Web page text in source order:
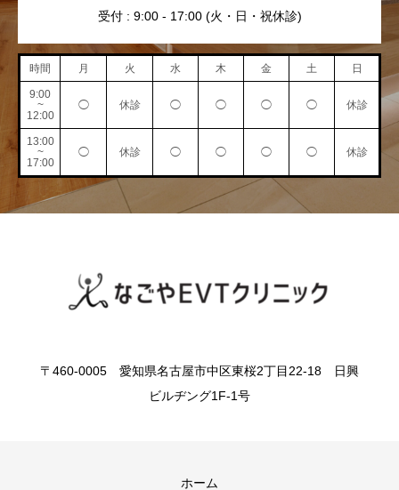
受付 : 9:00 - 17:00 (火・日・祝休診)
時間 月 火 水 木 金 土 日
9:00
~
12:00
◯ 休診 ◯ ◯ ◯ ◯ 休診
13:00
~
17:00
◯ 休診 ◯ ◯ ◯ ◯ 休診
〒460-0005 愛知県名古屋市中区東桜2丁目22-18 日興
ビルヂング1F-1号
ホーム